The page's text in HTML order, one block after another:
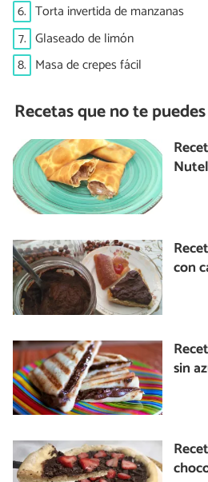
6. Torta invertida de manzanas
7. Glaseado de limón
8. Masa de crepes fácil
Recetas que no te
con
sin